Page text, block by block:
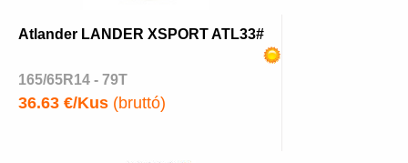
Atlander LANDER XSPORT ATL33#
165/65R14 - 79T
36.63 €/Kus (bruttó)